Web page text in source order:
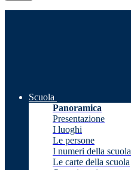
Scuola
Panoramica
Presentazione
I luoghi
Le persone
I numeri della scuola
Le carte della scuola